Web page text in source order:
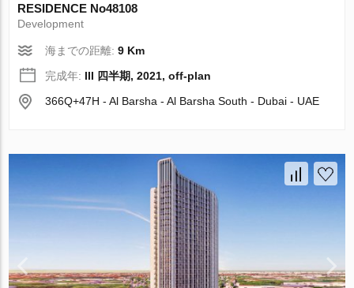
RESIDENCE No48108
Development
海までの距離:9 Km
完成年: III 四半期, 2021, off-plan
366Q+47H - Al Barsha - Al Barsha South - Dubai - UAE